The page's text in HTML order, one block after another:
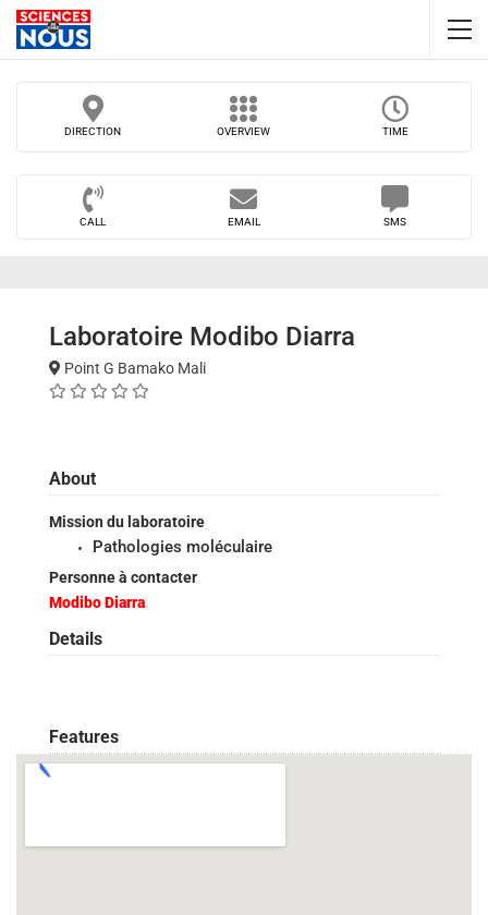
DIRECTION OVERVIEW TIME
CALL EMAIL SMS
Laboratoire Modibo Diarra
Point G Bamako Mali
About
Mission du laboratoire
Pathologies moléculaire
Personne à contacter
Modibo Diarra
Details
Features